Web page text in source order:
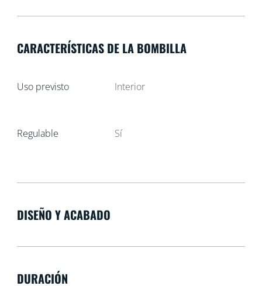
CARACTERÍSTICAS DE LA BOMBILLA
Uso previsto Interior
Regulable Sí
DISEÑO Y ACABADO
DURACIÓN